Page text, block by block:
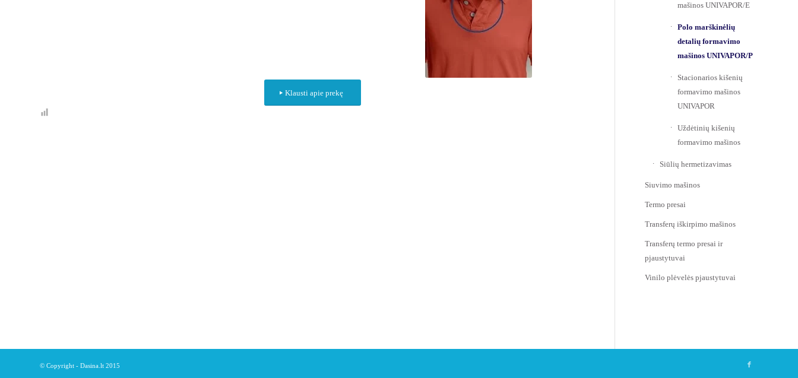
Klausti apie prekę
mašinos UNIVAPOR/E
Polo marškinėlių
detalių formavimo
mašinos UNIVAPOR/P
Stacionarios kišenių
formavimo mašinos
UNIVAPOR
Uždėtinių kišenių
formavimo mašinos
Siūlių hermetizavimas
Siuvimo mašinos
Termo presai
Transferų iškirpimo mašinos
Transferų termo presai ir
pjaustytuvai
Vinilo plėvelės pjaustytuvai
© Copyright - Dasina.lt 2015